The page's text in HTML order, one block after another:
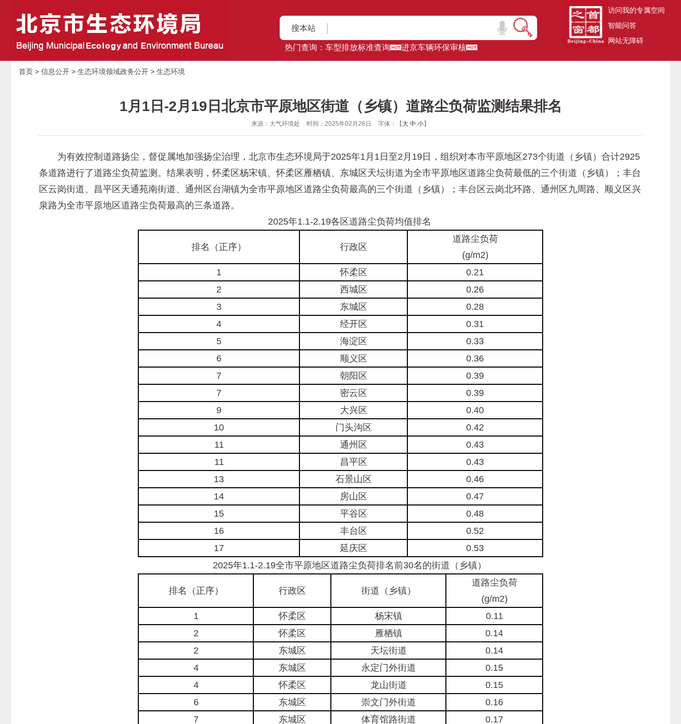
搜本站
热门查询： 车型排放标准查询 进京车辆环保审核
访问我的专属空间
智能问答
网站无障碍
首页 > 信息公开 > 生态环境领域政务公开 > 生态环境
1月1日-2月19日北京市平原地区街道（乡镇）道路尘负荷监测结果排名
来源：大气环境处 时间：2025年02月26日 字体：【 大 中 小】
为有效控制道路扬尘，督促属地加强扬尘治理，北京市生态环境局于2025年1月1日至2月19日，组织对本市平原地区273个街道（乡镇）合计2925
条道路进行了道路尘负荷监测。结果表明，怀柔区杨宋镇、怀柔区雁栖镇、东城区天坛街道为全市平原地区道路尘负荷最低的三个街道（乡镇）；丰台
区云岗街道、昌平区天通苑南街道、通州区台湖镇为全市平原地区道路尘负荷最高的三个街道（乡镇）；丰台区云岗北环路、通州区九周路、顺义区兴
泉路为全市平原地区道路尘负荷最高的三条道路。
2025年1.1-2.19各区道路尘负荷均值排名
排名（正序） 行政区
道路尘负荷
(g/m2)
1
怀柔区
0.21
2
西城区
0.26
3
东城区
0.28
4
经开区
0.31
5
海淀区
0.33
6
顺义区
0.36
7
朝阳区
0.39
7
密云区
0.39
9
大兴区
0.40
10
门头沟区
0.42
11
通州区
0.43
11
昌平区
0.43
13
石景山区
0.46
14
房山区
0.47
15
平谷区
0.48
16
丰台区
0.52
17
延庆区
0.53
2025年1.1-2.19全市平原地区道路尘负荷排名前30名的街道（乡镇）
排名（正序） 行政区 街道（乡镇）
道路尘负荷
(g/m2)
1
怀柔区 杨宋镇
0.11
2
怀柔区 雁栖镇
0.14
2
东城区 天坛街道
0.14
4
东城区 永定门外街道
0.15
4
怀柔区 龙山街道
0.15
6
东城区 崇文门外街道
0.16
7
东城区 体育馆路街道
0.17